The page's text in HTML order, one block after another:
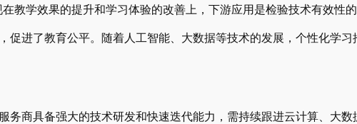
教学效果的提升和学习体验的改善上，下游应用是检验技术有效性
进了教育公平。随着人工智能、大数据等技术的发展，个性化学
商具备强大的技术研发和快速迭代能力，需持续跟进云计算、大